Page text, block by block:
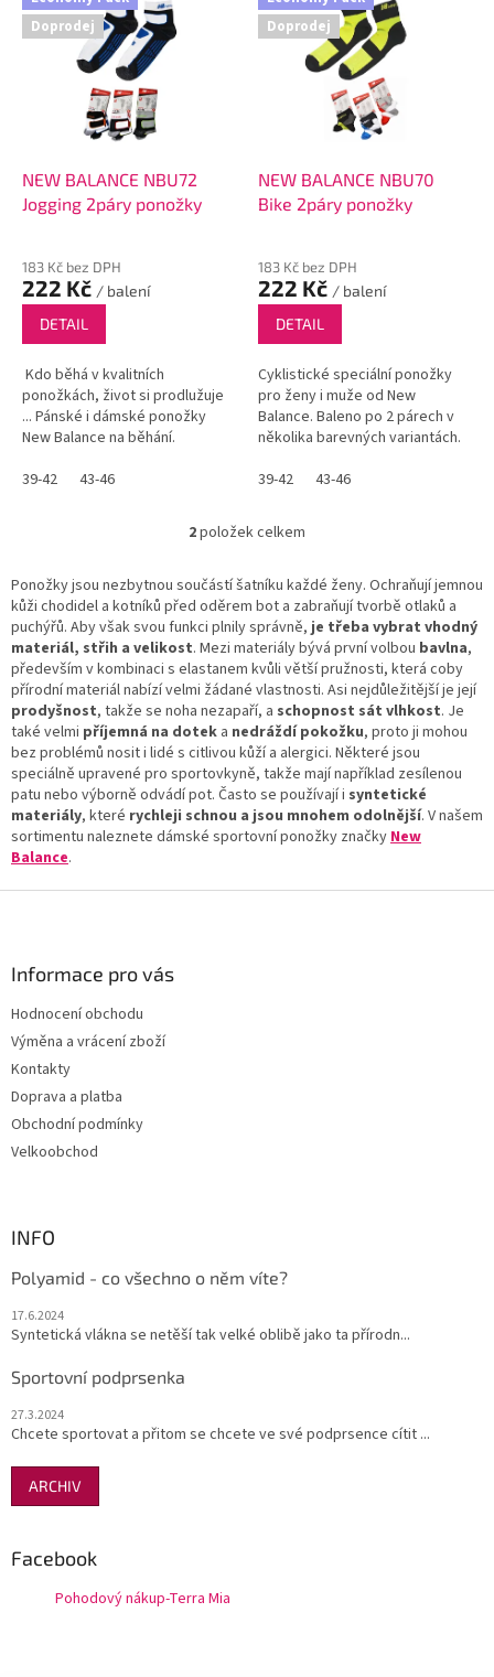
p Doprodej
NEW BALANCE NBU72
Jogging 2páry ponožky
183 Kč bez DPH
222 Kč / balení
DETAIL
Kdo běhá v kvalitních
ponožkách, život si prodlužuje
... Pánské i dámské ponožky
New Balance na běhání.
39-42
43-46
Doprodej
NEW BALANCE NBU70
Bike 2páry ponožky
183 Kč bez DPH
222 Kč / balení
DETAIL
Cyklistické speciální ponožky
pro ženy i muže od New
Balance. Baleno po 2 párech v
několika barevných variantách.
39-42
43-46
O
l
á
d
a
c
í
p
r
v
k
y
v
ý
s
2položek celkem
Ponožky jsou nezbytnou součástí šatníku každé ženy. Ochraňují jemnou
kůži chodidel a kotníků před oděrem bot a zabraňují tvorbě otlaků a
puchýřů. Aby však svou funkci plnily správně,je třeba vybrat vhodný
materiál, střih a velikost. Mezi materiály bývá první volbou bavlna,
především v kombinaci s elastanem kvůli větší pružnosti, která coby
přírodní materiál nabízí velmi žádané vlastnosti. Asi nejdůležitější je její
prodyšnost, takže se noha nezapaří, a schopnost sát vlhkost. Je
také velmi příjemná na dotek a nedráždí pokožku, proto ji mohou
bez problémů nosit i lidé s citlivou kůží a alergici. Některé jsou
speciálně upravené pro sportovkyně, takže mají například zesílenou
patu nebo výborně odvádí pot. Často se používají i syntetické
materiály, které rychleji schnou a jsou mnohem odolnější. V našem
sortimentu naleznete dámské sportovní ponožky značkyNew
Balance.
Informace pro vás
Hodnocení obchodu
Výměna a vrácení zboží
Kontakty
Doprava a platba
Obchodní podmínky
Velkoobchod
INFO
Polyamid - co všechno o něm víte?
17.6.2024
Syntetická vlákna se netěší tak velké oblibě jako ta přírodn...
Sportovní podprsenka
27.3.2024
Chcete sportovat a přitom se chcete ve své podprsence cítit ...
ARCHIV
Facebook
Pohodový nákup-Terra Mia